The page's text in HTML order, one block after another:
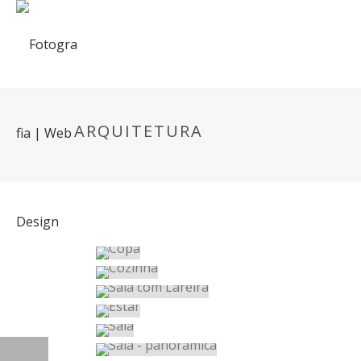
ARQUITETURA